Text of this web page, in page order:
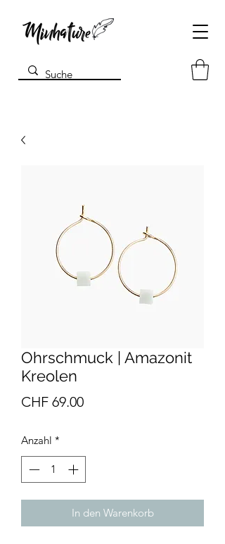
Ohrschmuck | Amazonit
Kreolen
CHF 69.00Preis
Anzahl *
In den Warenkorb